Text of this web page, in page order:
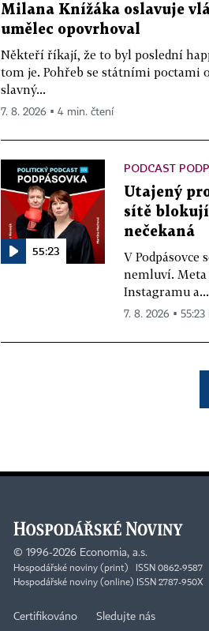
Milana Knížáka oslavuje
umělec opovrhoval
Někteří říkají, že to byl poslední
tom je. Pohřeb se státními poctami
slavný...
7. 8. 2026 ▪ 4 min. čtení
55:23
PODCAST
Utajený
sítě
nečekaná
V Podpásovce
nemluví. Meta
Instagramu a...
7. 8. 2026 ▪ 55:23
© 1996-2026 Economia, a.s.
Hospodářské noviny (print) ISSN 0862-9587
Hospodářské noviny (online) ISSN 2787-950X
Certifikováno Sledujte nás